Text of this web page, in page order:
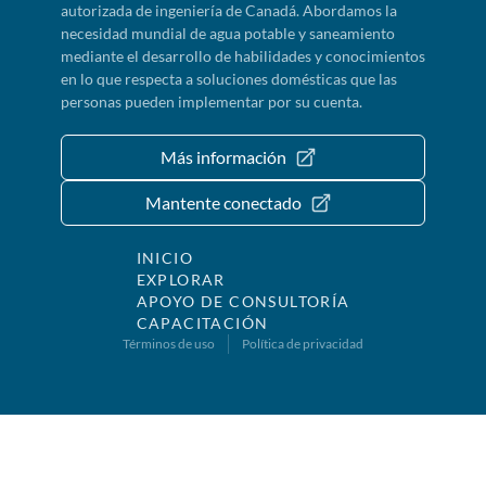
autorizada de ingeniería de Canadá. Abordamos la
necesidad mundial de agua potable y saneamiento
mediante el desarrollo de habilidades y conocimientos
en lo que respecta a soluciones domésticas que las
personas pueden implementar por su cuenta.
Más información
Mantente conectado
INICIO
EXPLORAR
APOYO DE CONSULTORÍA
CAPACITACIÓN
Términos de uso Política de privacidad